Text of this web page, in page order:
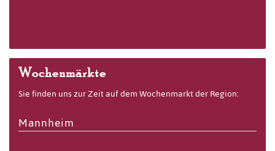
Wochenmärkte
Sie finden uns zur Zeit auf dem Wochenmarkt der Region:
Mannheim